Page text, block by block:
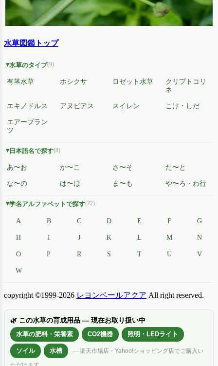
水草図鑑トップ
水草のタイプ(9)
有茎水草 ホシクサ ロゼット水草
クリプトコリ
ネ
エキノドルス アヌビアス スイレン こけ・しだ
エアープラン
ツ
日本語名で探す(8)
あ〜お か〜こ さ〜そ た〜と
な〜の は〜ほ ま〜も や〜ろ・わ行
学名アルファベットで探す(22)
A B C D E F G
H I J K L M N
O P R S T U V
W
copyright ©1999-2026 レヨンベールアクア All right reserved.
🌿 この水草の育成用品 — 現在お取り扱い中
水草の肥料・栄養素 CO2機器 照明・LEDライト
ソイル 水槽 — 楽天市場店・Yahoo!ショッピング店でご購入い